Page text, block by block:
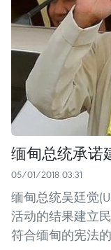
缅甸总统承诺
05/01/2018 03:31
缅甸总统吴廷觉
活动的结果建立
符合缅甸的宪法的